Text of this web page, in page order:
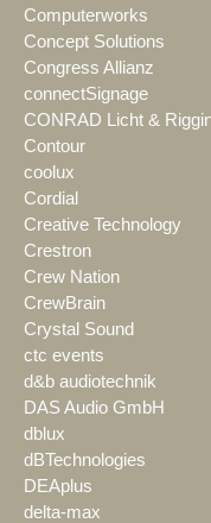
Computerworks
Concept Solutions
Congress Allianz
connectSignage
CONRAD Licht &
Contour
coolux
Cordial
Creative Technology
Crestron
Crew Nation
CrewBrain
Crystal Sound
ctc events
d&b audiotechnik
DAS Audio GmbH
dblux
dBTechnologies
DEAplus
delta-max